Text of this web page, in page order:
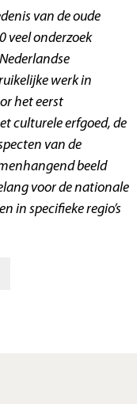
van de oude
veel onderzoek
werk in
het eerst
culturele erfgoed, de
van de
beeld
voor de nationale
in specifieke regio’s